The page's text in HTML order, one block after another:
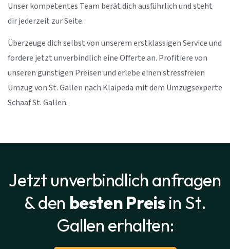
Unser kompetentes Team berät dich ausführlich und steht
dir jederzeit zur Seite.
Überzeuge dich selbst von unserem erstklassigen Service und
fordere jetzt unverbindlich eine Offerte an. Profitiere von
unseren günstigen Preisen und erlebe einen stressfreien
Umzug von St. Gallen nach Klaipeda mit dem Umzugsexperte
Schaaf St. Gallen.
Jetzt unverbindlich anfragen
& den besten Preisin St.
Gallen erhalten: